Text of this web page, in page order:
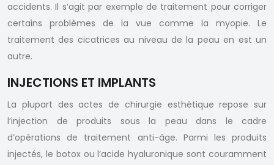
accidents. Il s’agit par exemple de traitement pour corriger
certains problèmes de la vue comme la myopie. Le
traitement des cicatrices au niveau de la peau en est un
autre.
INJECTIONS ET IMPLANTS
La plupart des actes de chirurgie esthétique repose sur
l’injection de produits sous la peau dans le cadre
d’opérations de traitement anti-âge. Parmi les produits
injectés, le botox ou l’acide hyaluronique sont couramment